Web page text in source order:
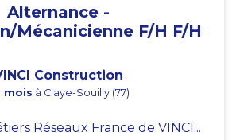
Alternance -
Mécanicienne F/H F/H
Construction
mois à Claye-Souilly (77)
Réseaux France de VINCI...